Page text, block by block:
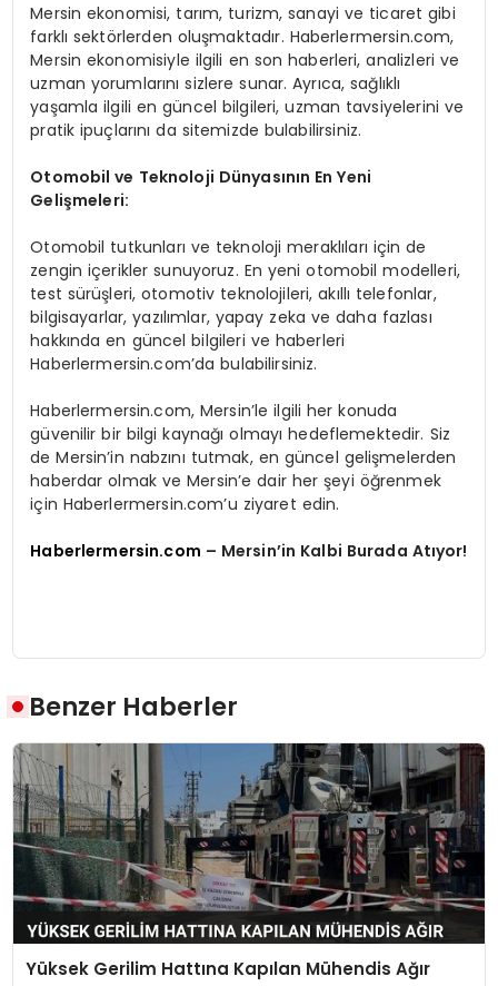
Mersin ekonomisi, tarım, turizm, sanayi ve ticaret gibi
farklı sektörlerden oluşmaktadır. Haberlermersin.com,
Mersin ekonomisiyle ilgili en son haberleri, analizleri ve
uzman yorumlarını sizlere sunar. Ayrıca, sağlıklı
yaşamla ilgili en güncel bilgileri, uzman tavsiyelerini ve
pratik ipuçlarını da sitemizde bulabilirsiniz.
Otomobil ve Teknoloji Dünyasının En Yeni
Gelişmeleri:
Otomobil tutkunları ve teknoloji meraklıları için de
zengin içerikler sunuyoruz. En yeni otomobil modelleri,
test sürüşleri, otomotiv teknolojileri, akıllı telefonlar,
bilgisayarlar, yazılımlar, yapay zeka ve daha fazlası
hakkında en güncel bilgileri ve haberleri
Haberlermersin.com’da bulabilirsiniz.
Haberlermersin.com, Mersin’le ilgili her konuda
güvenilir bir bilgi kaynağı olmayı hedeflemektedir. Siz
de Mersin’in nabzını tutmak, en güncel gelişmelerden
haberdar olmak ve Mersin’e dair her şeyi öğrenmek
için Haberlermersin.com’u ziyaret edin.
Haberlermersin.com – Mersin’in Kalbi Burada Atıyor!
Benzer Haberler
Yüksek Gerilim Hattına Kapılan Mühendis Ağır